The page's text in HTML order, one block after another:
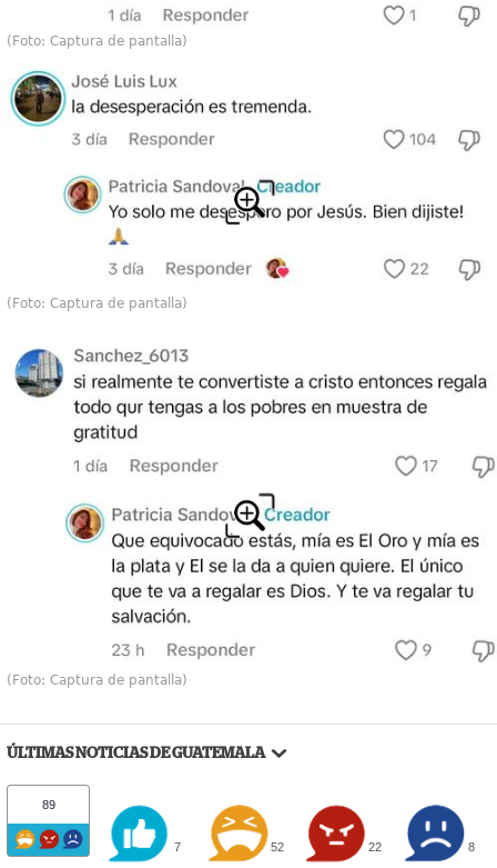
(Foto: Captura de pantalla)
(Foto: Captura de pantalla)
(Foto: Captura de pantalla)
ÚLTIMAS NOTICIAS DE GUATEMALA
89
7 52 22 8